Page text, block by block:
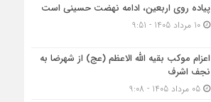
پیاده روی اربعین، ادامه نهضت حسینی است
10 مرداد 1405 - 9:51
اعزام موکب بقیه الله الاعظم (عج) از شهرضا به
نجف اشرف
05 مرداد 1405 - 9:08